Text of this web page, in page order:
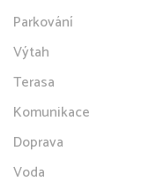
Parkování
Výtah
Terasa
Komunikace
Doprava
Voda